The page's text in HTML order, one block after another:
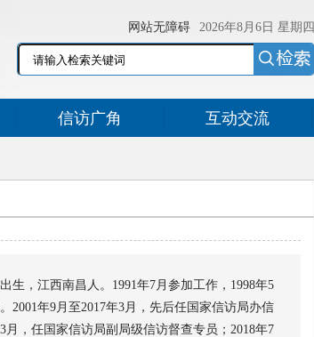
网站无障碍 2026年8月6日 星期四
信访广角 互动交流
生，江西南昌人。1991年7月参加工作，1998年5
2001年9月至2017年3月，先后任国家信访局办信
，任国家信访局副局级信访督查专员；2018年7